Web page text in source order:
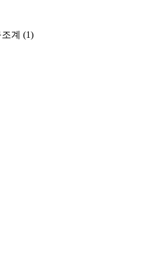
계 (1)